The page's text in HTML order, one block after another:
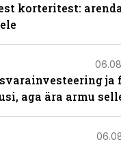
korteritest:
aga ära armu